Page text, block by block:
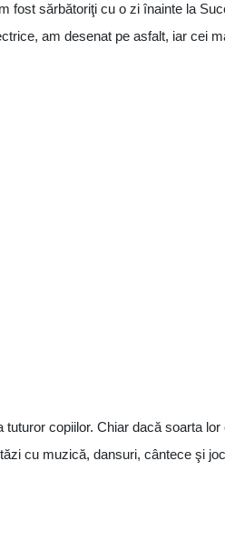
fost sărbătoriţi cu o zi înainte la
am desenat pe asfalt, iar cei
tuturor copiilor. Chiar dacă soarta
cu muzică, dansuri, cântece şi